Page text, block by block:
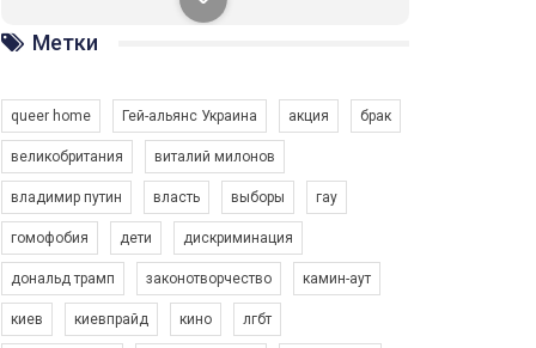
закликаємо всіх хто поділяє цінності рівності та
солідарності, приєднатися до нас. Регіональні
підрозділи ГАУ є в 16 областях України.
Зупинимо насильство проти ЛГБТ в Україні! Stop violence against LGBT in Ukraine!
Емоційний та вражаючий промо-ролік на
Метки
queer home Гей-альянс Украина акция брак
великобритания виталий милонов
владимир путин власть выборы гау
гомофобия дети дискриминация
дональд трамп законотворчество камин-аут
киев киевпрайд кино лгбт